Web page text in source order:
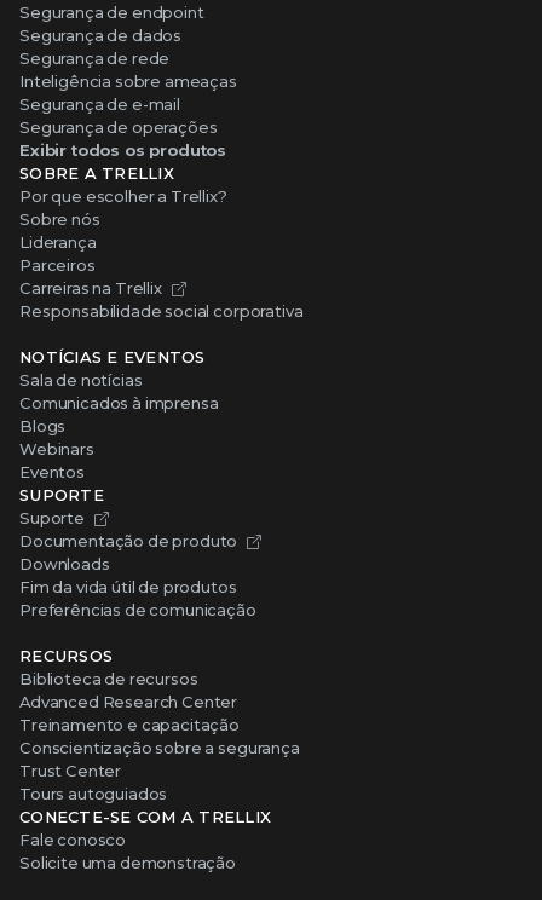
Segurança de endpoint
Segurança de dados
Segurança de rede
Inteligência sobre ameaças
Segurança de e-mail
Segurança de operações
Exibir todos os produtos
SOBRE A TRELLIX
Por que escolher a Trellix?
Sobre nós
Liderança
Parceiros
Carreiras na Trellix
Responsabilidade social corporativa
NOTÍCIAS E EVENTOS
Sala de notícias
Comunicados à imprensa
Blogs
Webinars
Eventos
SUPORTE
Suporte
Documentação de produto
Downloads
Fim da vida útil de produtos
Preferências de comunicação
RECURSOS
Biblioteca de recursos
Advanced Research Center
Treinamento e capacitação
Conscientização sobre a segurança
Trust Center
Tours autoguiados
CONECTE-SE COM A TRELLIX
Fale conosco
Solicite uma demonstração